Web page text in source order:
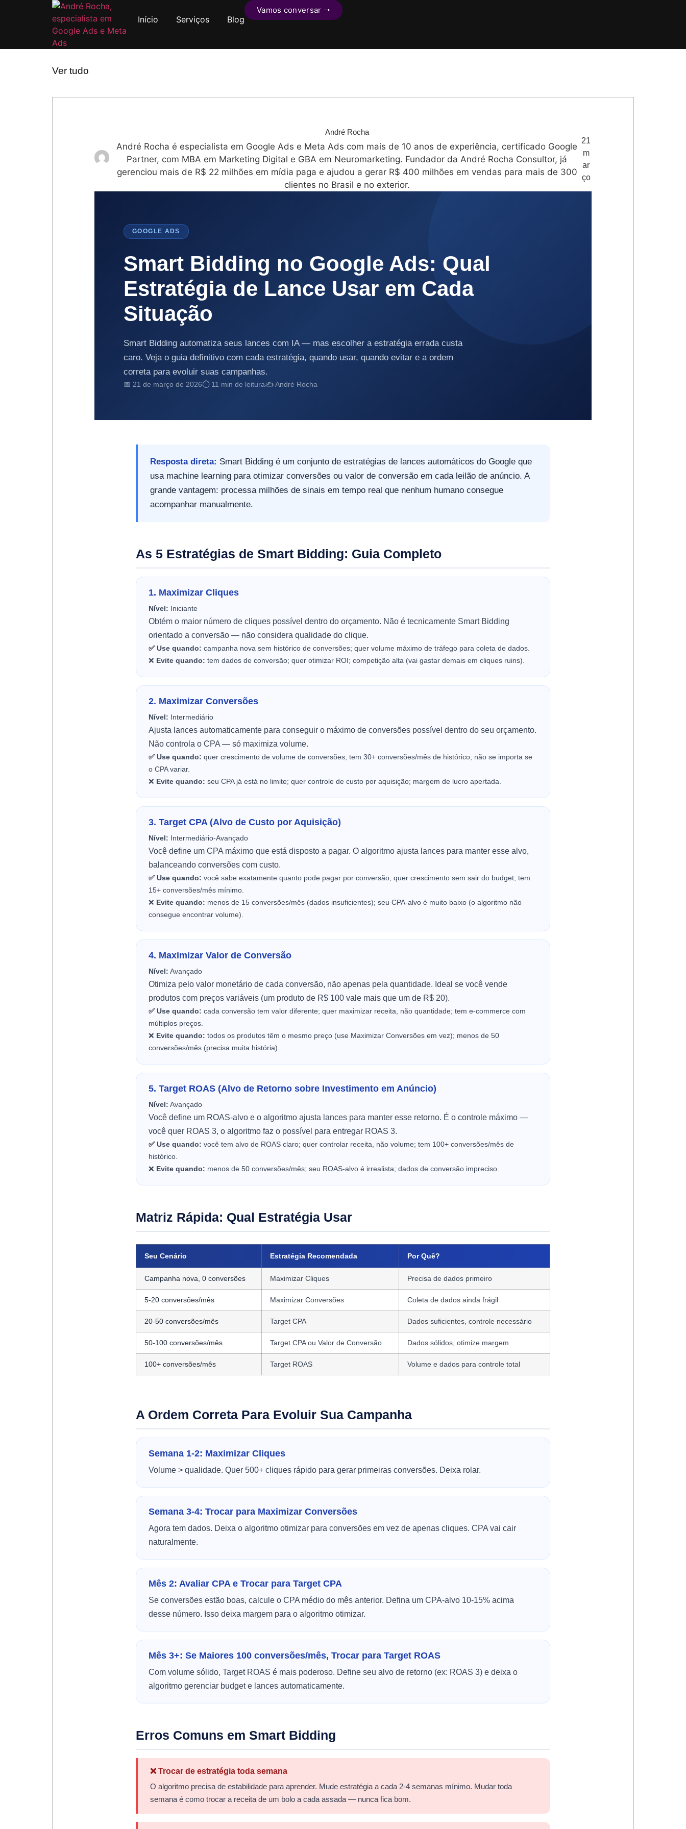
Início Serviços Blog
Vamos conversar 🠒
Ver tudo
André Rocha
André Rocha é especialista em Google Ads e Meta Ads com mais de 10 anos de experiência, certificado Google
Partner, com MBA em Marketing Digital e GBA em Neuromarketing. Fundador da André Rocha Consultor, já
gerenciou mais de R$ 22 milhões em mídia paga e ajudou a gerar R$ 400 milhões em vendas para mais de 300
clientes no Brasil e no exterior.
21
m
ar
ço
GOOGLE ADS
Smart Bidding no Google Ads: Qual
Estratégia de Lance Usar em Cada
Situação
Smart Bidding automatiza seus lances com IA — mas escolher a estratégia errada custa
caro. Veja o guia definitivo com cada estratégia, quando usar, quando evitar e a ordem
correta para evoluir suas campanhas.
📅 21 de março de 2026⏱ 11 min de leitura✍️ André Rocha
Resposta direta: Smart Bidding é um conjunto de estratégias de lances automáticos do Google que
usa machine learning para otimizar conversões ou valor de conversão em cada leilão de anúncio. A
grande vantagem: processa milhões de sinais em tempo real que nenhum humano consegue
acompanhar manualmente.
As 5 Estratégias de Smart Bidding: Guia Completo
1. Maximizar Cliques
Nível: Iniciante
Obtém o maior número de cliques possível dentro do orçamento. Não é tecnicamente Smart Bidding
orientado a conversão — não considera qualidade do clique.
✅ Use quando: campanha nova sem histórico de conversões; quer volume máximo de tráfego para coleta de dados.
❌ Evite quando: tem dados de conversão; quer otimizar ROI; competição alta (vai gastar demais em cliques ruins).
2. Maximizar Conversões
Nível: Intermediário
Ajusta lances automaticamente para conseguir o máximo de conversões possível dentro do seu orçamento.
Não controla o CPA — só maximiza volume.
✅ Use quando: quer crescimento de volume de conversões; tem 30+ conversões/mês de histórico; não se importa se
o CPA variar.
❌ Evite quando: seu CPA já está no limite; quer controle de custo por aquisição; margem de lucro apertada.
3. Target CPA (Alvo de Custo por Aquisição)
Nível: Intermediário-Avançado
Você define um CPA máximo que está disposto a pagar. O algoritmo ajusta lances para manter esse alvo,
balanceando conversões com custo.
✅ Use quando: você sabe exatamente quanto pode pagar por conversão; quer crescimento sem sair do budget; tem
15+ conversões/mês mínimo.
❌ Evite quando: menos de 15 conversões/mês (dados insuficientes); seu CPA-alvo é muito baixo (o algoritmo não
consegue encontrar volume).
4. Maximizar Valor de Conversão
Nível: Avançado
Otimiza pelo valor monetário de cada conversão, não apenas pela quantidade. Ideal se você vende
produtos com preços variáveis (um produto de R$ 100 vale mais que um de R$ 20).
✅ Use quando: cada conversão tem valor diferente; quer maximizar receita, não quantidade; tem e-commerce com
múltiplos preços.
❌ Evite quando: todos os produtos têm o mesmo preço (use Maximizar Conversões em vez); menos de 50
conversões/mês (precisa muita história).
5. Target ROAS (Alvo de Retorno sobre Investimento em Anúncio)
Nível: Avançado
Você define um ROAS-alvo e o algoritmo ajusta lances para manter esse retorno. É o controle máximo —
você quer ROAS 3, o algoritmo faz o possível para entregar ROAS 3.
✅ Use quando: você tem alvo de ROAS claro; quer controlar receita, não volume; tem 100+ conversões/mês de
histórico.
❌ Evite quando: menos de 50 conversões/mês; seu ROAS-alvo é irrealista; dados de conversão impreciso.
Matriz Rápida: Qual Estratégia Usar
Seu Cenário Estratégia Recomendada Por Quê?
Campanha nova, 0 conversões Maximizar Cliques Precisa de dados primeiro
5-20 conversões/mês Maximizar Conversões Coleta de dados ainda frágil
20-50 conversões/mês Target CPA Dados suficientes, controle necessário
50-100 conversões/mês Target CPA ou Valor de Conversão Dados sólidos, otimize margem
100+ conversões/mês Target ROAS Volume e dados para controle total
A Ordem Correta Para Evoluir Sua Campanha
Semana 1-2: Maximizar Cliques
Volume > qualidade. Quer 500+ cliques rápido para gerar primeiras conversões. Deixa rolar.
Semana 3-4: Trocar para Maximizar Conversões
Agora tem dados. Deixa o algoritmo otimizar para conversões em vez de apenas cliques. CPA vai cair
naturalmente.
Mês 2: Avaliar CPA e Trocar para Target CPA
Se conversões estão boas, calcule o CPA médio do mês anterior. Defina um CPA-alvo 10-15% acima
desse número. Isso deixa margem para o algoritmo otimizar.
Mês 3+: Se Maiores 100 conversões/mês, Trocar para Target ROAS
Com volume sólido, Target ROAS é mais poderoso. Define seu alvo de retorno (ex: ROAS 3) e deixa o
algoritmo gerenciar budget e lances automaticamente.
Erros Comuns em Smart Bidding
❌ Trocar de estratégia toda semana
O algoritmo precisa de estabilidade para aprender. Mude estratégia a cada 2-4 semanas mínimo. Mudar toda
semana é como trocar a receita de um bolo a cada assada — nunca fica bom.